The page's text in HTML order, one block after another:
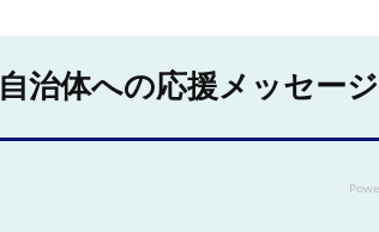
自治体への応援メッセージ